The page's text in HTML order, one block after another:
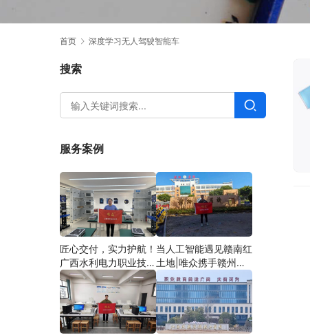
首页 深度学习无人驾驶智能车
搜索
服务案例
匠心交付，实力护航！
广西水利电力职业技术
学院智慧建筑综合布线
实训项目圆满落地
当人工智能遇见赣南红
土地|唯众携手赣州农
校，开辟涉农职教
“AI+农业”新路径